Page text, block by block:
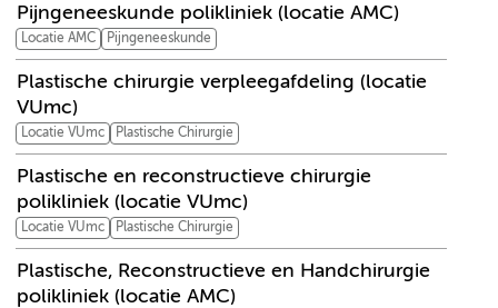
Pijngeneeskunde polikliniek (locatie AMC)
Locatie AMC Pijngeneeskunde
Plastische chirurgie verpleegafdeling (locatie
VUmc)
Locatie VUmc Plastische Chirurgie
Plastische en reconstructieve chirurgie
polikliniek (locatie VUmc)
Locatie VUmc Plastische Chirurgie
Plastische, Reconstructieve en Handchirurgie
polikliniek (locatie AMC)